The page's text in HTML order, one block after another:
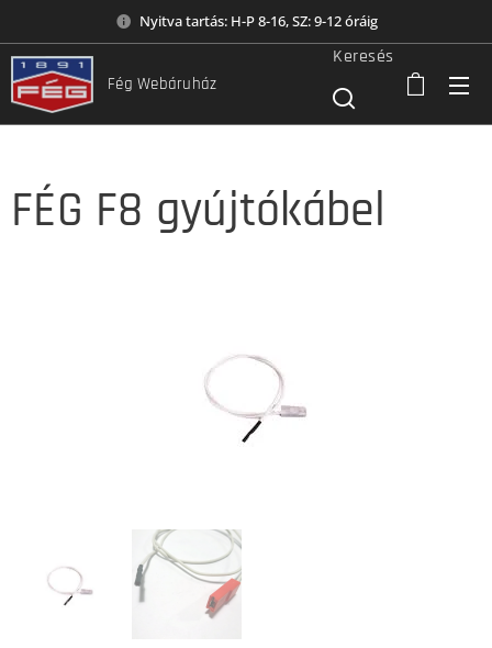
Nyitva tartás: H-P 8-16, SZ: 9-12 óráig
Fég Webáruház
Keresés
FÉG F8 gyújtókábel